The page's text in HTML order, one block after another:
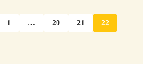
1 … 20 21 22